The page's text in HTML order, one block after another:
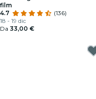
film
4.7
(136)
18 - 19 dic
Da 33,00 €